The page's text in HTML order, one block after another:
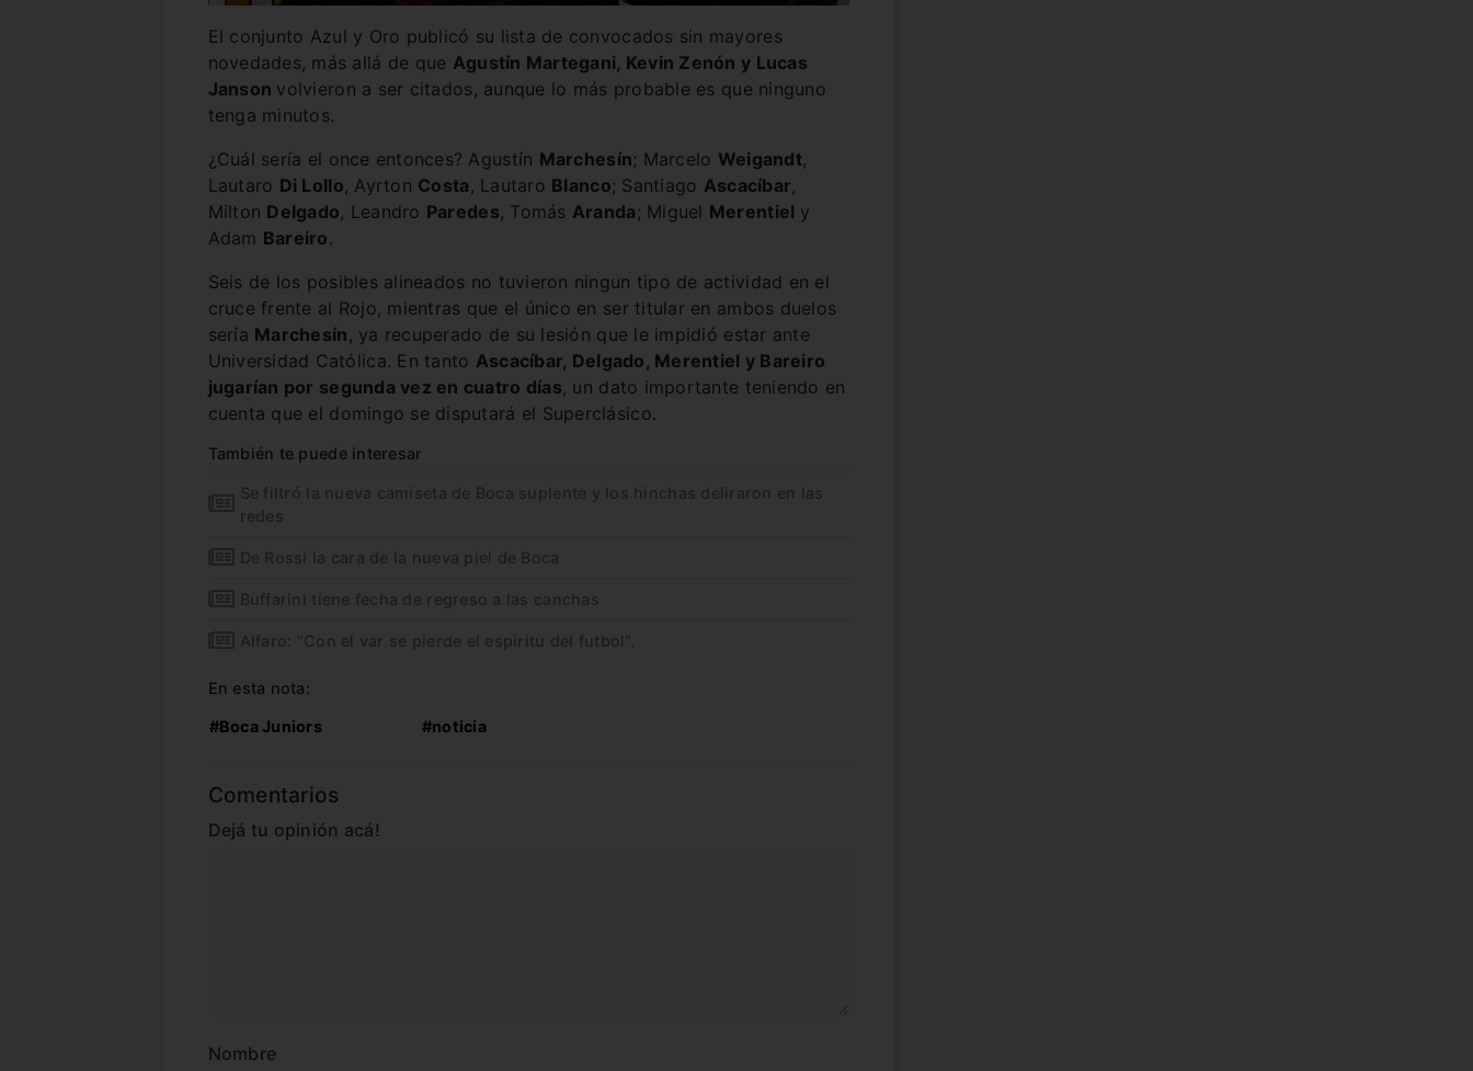
El conjunto Azul y Oro publicó su lista de convocados sin mayores
novedades, más allá de que Agustín Martegani, Kevin Zenón y Lucas
Janson volvieron a ser citados, aunque lo más probable es que ninguno
tenga minutos.
¿Cuál sería el once entonces? Agustín Marchesín; Marcelo Weigandt,
Lautaro Di Lollo, Ayrton Costa , Lautaro Blanco; Santiago Ascacíbar,
Milton Delgado, Leandro Paredes, Tomás Aranda ; Miguel Merentiel y
Adam Bareiro .
Seis de los posibles alineados no tuvieron ningun tipo de actividad en el
cruce frente al Rojo, mientras que el único en ser titular en ambos duelos
sería Marchesín , ya recuperado de su lesión que le impidió estar ante
Universidad Católica. En tanto Ascacíbar, Delgado, Merentiel y Bareiro
jugarían por segunda vez en cuatro días, un dato importante teniendo en
cuenta que el domingo se disputará el Superclásico.
También te puede interesar
Se filtró la nueva camiseta de Boca suplente y los hinchas deliraron en las
redes
De Rossi la cara de la nueva piel de Boca
Buffarini tiene fecha de regreso a las canchas
Alfaro: “Con el var se pierde el espiritu del futbol”.
En esta nota:
#Boca Juniors #noticia
Comentarios
Dejá tu opinión acá!
Nombre